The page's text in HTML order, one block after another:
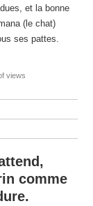
et la bonne
(le chat)
ses pattes.
views
comme